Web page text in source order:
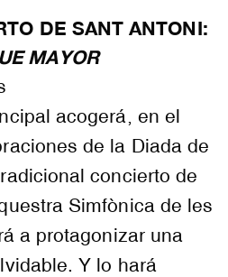
DE SANT ANTONI:
MAYOR
acogerá, en el
de la Diada de
concierto de
Simfònica de les
a protagonizar una
Y lo hará